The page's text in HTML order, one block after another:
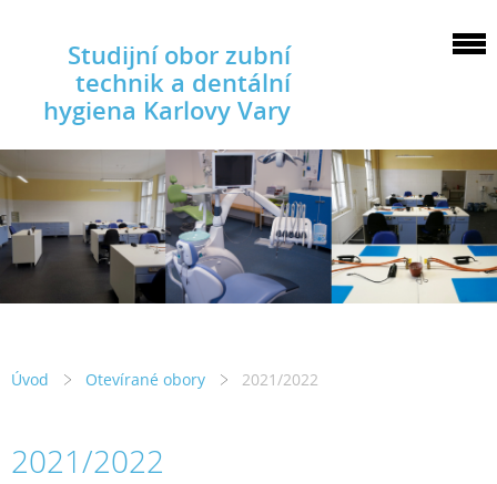
Studijní obor zubní
technik a dentální
hygiena Karlovy Vary
Úvod Otevírané obory 2021/2022
2021/2022